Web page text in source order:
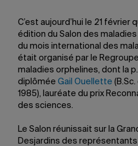
C’est aujourd’hui le 21 février
édition du Salon des
du mois international des
était organisé par le
maladies orphelines, dont la
diplômée Gail Ouellette
1985), lauréate du prix
des sciences.
Le Salon réunissait sur la
Desjardins des représentants